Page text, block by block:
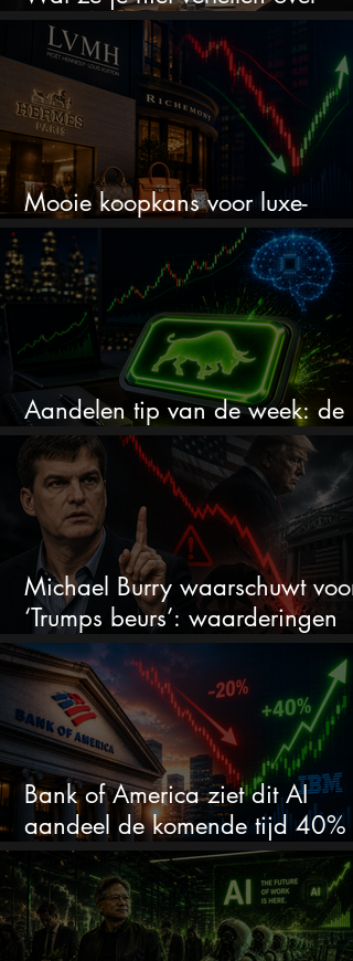
erfbelasting
Mooie koopkans voor luxe-
aandelen door recente correctie?
Aandelen tip van de week: de
markt onderschat dit AI-bedrijf
Michael Burry waarschuwt voor
‘Trumps beurs’: waarderingen
doen er niet meer toe
Bank of America ziet dit AI
aandeel de komende tijd 40%
stijgen na 20% daling